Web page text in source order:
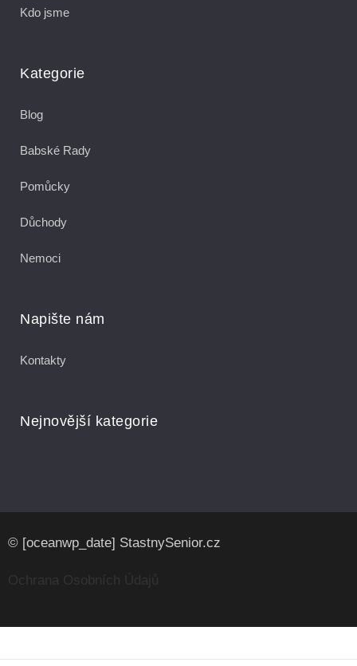
Kdo jsme
Kategorie
Blog
Babské Rady
Pomůcky
Důchody
Nemoci
Napište nám
Kontakty
Nejnovější kategorie
© [oceanwp_date] StastnySenior.cz